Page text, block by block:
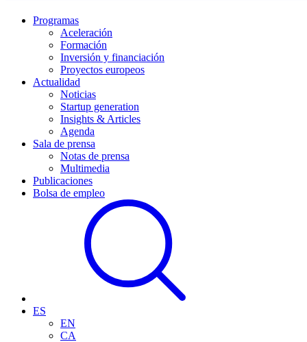
Programas
Aceleración
Formación
Inversión y financiación
Proyectos europeos
Actualidad
Noticias
Startup generation
Insights & Articles
Agenda
Sala de prensa
Notas de prensa
Multimedia
Publicaciones
Bolsa de empleo
ES
EN
CA